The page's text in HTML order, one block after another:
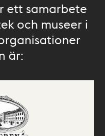
ett samarbete
och museer i
är: